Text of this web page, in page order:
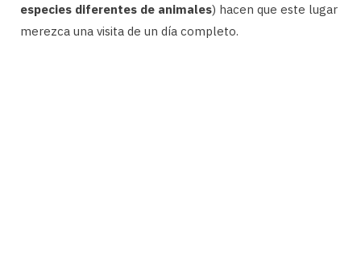
especies diferentes de animales) hacen que este lugar
merezca una visita de un día completo.